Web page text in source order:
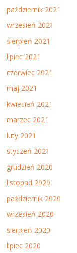
październik 2021
wrzesień 2021
sierpień 2021
lipiec 2021
czerwiec 2021
maj 2021
kwiecień 2021
marzec 2021
luty 2021
styczeń 2021
grudzień 2020
listopad 2020
październik 2020
wrzesień 2020
sierpień 2020
lipiec 2020